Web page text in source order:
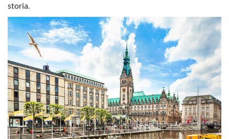
storia.